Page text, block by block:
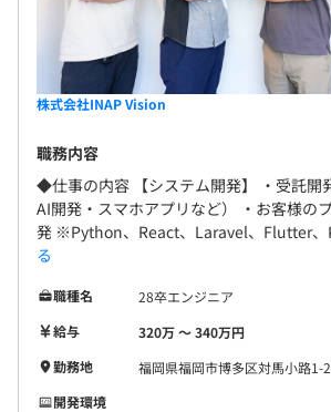
株式会社INAP Vision
職務内容
◆仕事の内容 【システム開発】 ・受託開
AI開発・スマホアプリなど） ・お客様の
発 ※Python、React、Laravel、Flutter
る
職種名
28卒エンジニア
給与
320万 〜 340万円
勤務地
福岡県福岡市博多区対馬小路1-
開発環境